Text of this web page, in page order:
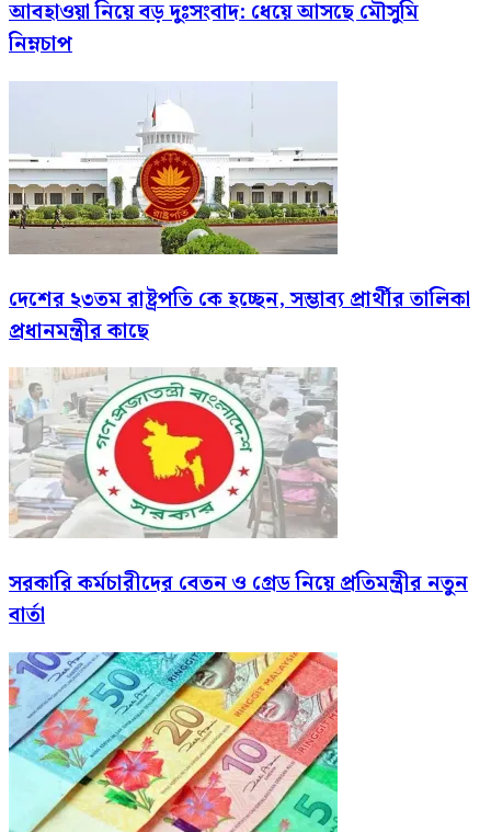
আবহাওয়া নিয়ে বড় দুঃসংবাদ: ধেয়ে আসছে মৌসুমি
নিম্নচাপ
দেশের ২৩তম রাষ্ট্রপতি কে হচ্ছেন, সম্ভাব্য প্রার্থীর তালিকা
প্রধানমন্ত্রীর কাছে
সরকারি কর্মচারীদের বেতন ও গ্রেড নিয়ে প্রতিমন্ত্রীর নতুন
বার্তা